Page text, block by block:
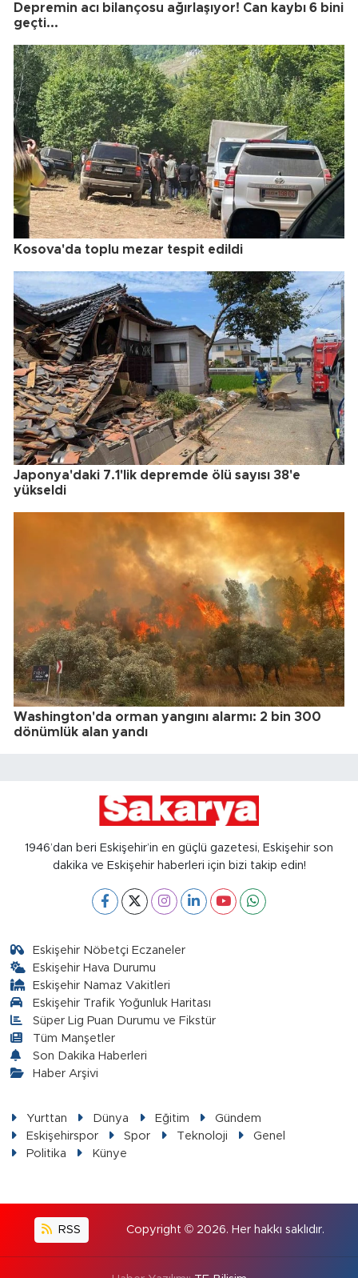
Depremin acı bilançosu ağırlaşıyor! Can kaybı 6 bini
geçti...
Kosova'da toplu mezar tespit edildi
Japonya'daki 7.1'lik depremde ölü sayısı 38'e
yükseldi
Washington'da orman yangını alarmı: 2 bin 300
dönümlük alan yandı
1946’dan beri Eskişehir’in en güçlü gazetesi, Eskişehir son
dakika ve Eskişehir haberleri için bizi takip edin!
Eskişehir Nöbetçi Eczaneler
Eskişehir Hava Durumu
Eskişehir Namaz Vakitleri
Eskişehir Trafik Yoğunluk Haritası
Süper Lig Puan Durumu ve Fikstür
Tüm Manşetler
Son Dakika Haberleri
Haber Arşivi
Yurttan Dünya Eğitim
Gündem
Eskişehirspor
Spor Teknoloji
Genel
Politika
Künye
RSS Copyright © 2026. Her hakkı saklıdır.